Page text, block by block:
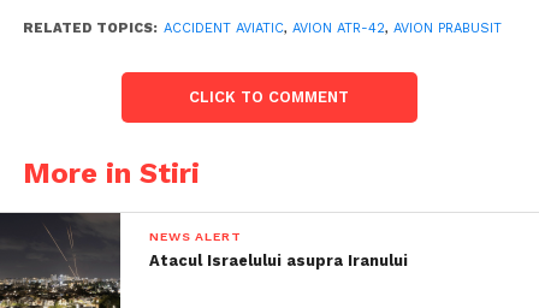
RELATED TOPICS: ACCIDENT AVIATIC, AVION ATR-42, AVION PRABUSIT
CLICK TO COMMENT
More in Stiri
NEWS ALERT
Atacul Israelului asupra Iranului